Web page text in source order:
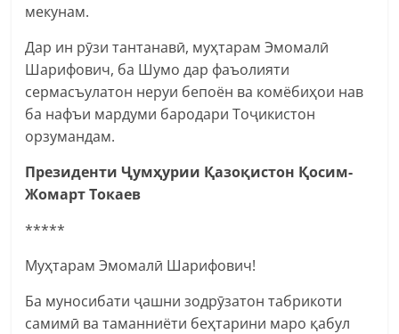
мекунам.
Дар ин рӯзи тантанавӣ, муҳтарам Эмомалӣ
Шарифович, ба Шумо дар фаъолияти
сермасъулатон неруи бепоён ва комёбиҳои нав
ба нафъи мардуми бародари Тоҷикистон
орзумандам.
Президенти Ҷумҳурии Қазоқистон Қосим-
Жомарт Токаев
*****
Муҳтарам Эмомалӣ Шарифович!
Ба муносибати ҷашни зодрӯзатон табрикоти
самимӣ ва таманниёти беҳтарини маро қабул